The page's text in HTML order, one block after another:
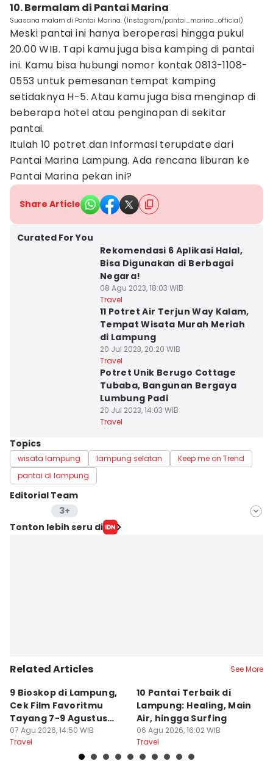
10. Bermalam di Pantai Marina
Suasana malam di Pantai Marina. (Instagram/pantai_marina_official)
Meski pantai ini hanya beroperasi hingga pukul
20.00 WIB. Tapi kamu juga bisa kamping di pantai
ini. Kamu bisa hubungi nomor kontak 0813-1108-
0553 untuk pemesanan tempat kamping
setidaknya H-5. Atau kamu juga bisa menginap di
beberapa hotel atau penginapan di sekitar
pantai.
Itulah 10 potret dan informasi terupdate dari
Pantai Marina Lampung. Ada rencana liburan ke
Pantai Marina pekan ini?
Share Article
Curated For You
Rekomendasi 6 Aplikasi Halal,
Bisa Digunakan di Berbagai
Negara!
08 Agu 2023, 18:03 WIB
Travel
11 Potret Air Terjun Way Kalam,
Tempat Wisata Murah Meriah
di Lampung
20 Jul 2023, 20:20 WIB
Travel
Potret Unik Berugo Cottage
Tubaba, Bangunan Bergaya
Lumbung Padi
20 Jul 2023, 14:03 WIB
Travel
Topics
wisata lampung lampung selatan
Keep me on Trend
pantai di lampung
Editorial Team
3+
Editor
Tonton lebih seru di
Related Articles See More
9 Bioskop di Lampung,
Cek Film Favoritmu
Tayang 7-9 Agustus
2026
07 Agu 2026, 14:50 WIB
Travel
10 Pantai Terbaik di
Lampung: Healing, Main
Air, hingga Surfing
06 Agu 2026, 16:02 WIB
Travel